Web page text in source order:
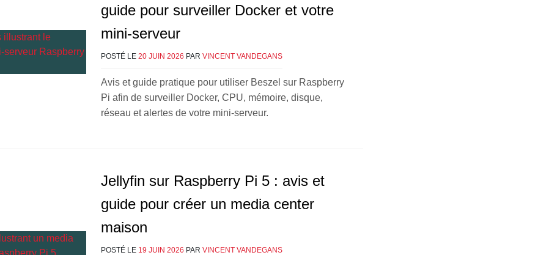
guide pour surveiller Docker et votre
mini-serveur
POSTÉ LE 20 JUIN 2026 PAR VINCENT VANDEGANS
Avis et guide pratique pour utiliser Beszel sur Raspberry
Pi afin de surveiller Docker, CPU, mémoire, disque,
réseau et alertes de votre mini-serveur.
Jellyfin sur Raspberry Pi 5 : avis et
guide pour créer un media center
maison
POSTÉ LE 19 JUIN 2026 PAR VINCENT VANDEGANS